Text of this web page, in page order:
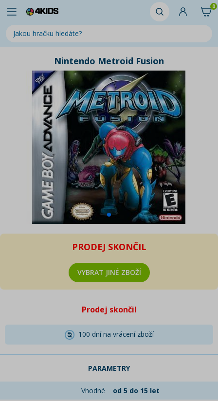
0
Nintendo Metroid Fusion
PRODEJ SKONČIL
VYBRAT JINÉ ZBOŽÍ
Prodej skončil
100 dní na vrácení zboží
PARAMETRY
Vhodné
od 5 do 15 let